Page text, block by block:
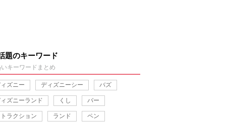
題のキーワード
キーワードまとめ
ズニー ディズニーシー バズ
ズニーランド くし バー
ラクション ランド ペン